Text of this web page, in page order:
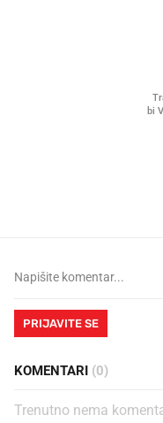
PRIJAVITE SE
KOMENTARI (0)
Trenutno nema